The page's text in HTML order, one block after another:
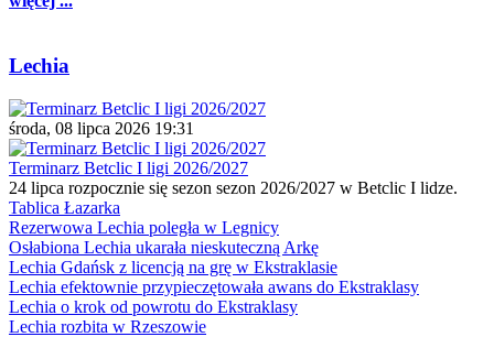
Lechia
środa, 08 lipca 2026 19:31
Terminarz Betclic I ligi 2026/2027
24 lipca rozpocznie się sezon sezon 2026/2027 w Betclic I lidze.
Tablica Łazarka
Rezerwowa Lechia poległa w Legnicy
Osłabiona Lechia ukarała nieskuteczną Arkę
Lechia Gdańsk z licencją na grę w Ekstraklasie
Lechia efektownie przypieczętowała awans do Ekstraklasy
Lechia o krok od powrotu do Ekstraklasy
Lechia rozbita w Rzeszowie